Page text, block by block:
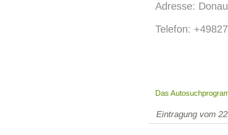
Adresse:
Telefon:
Das
Eintragung vom